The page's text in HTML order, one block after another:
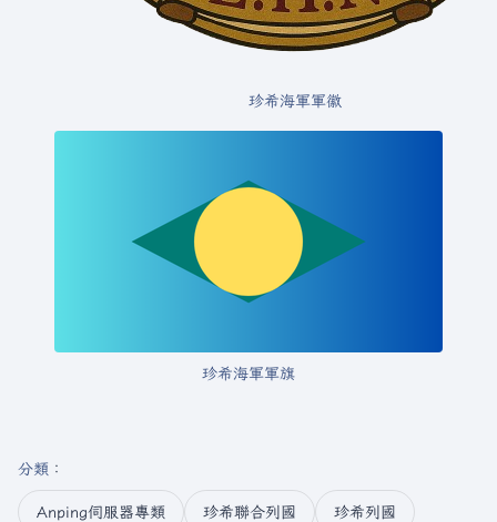
珍希海軍軍徽
珍希海軍軍旗
分類 ：​
Anping伺服器專類 珍希聯合列國 珍希列國